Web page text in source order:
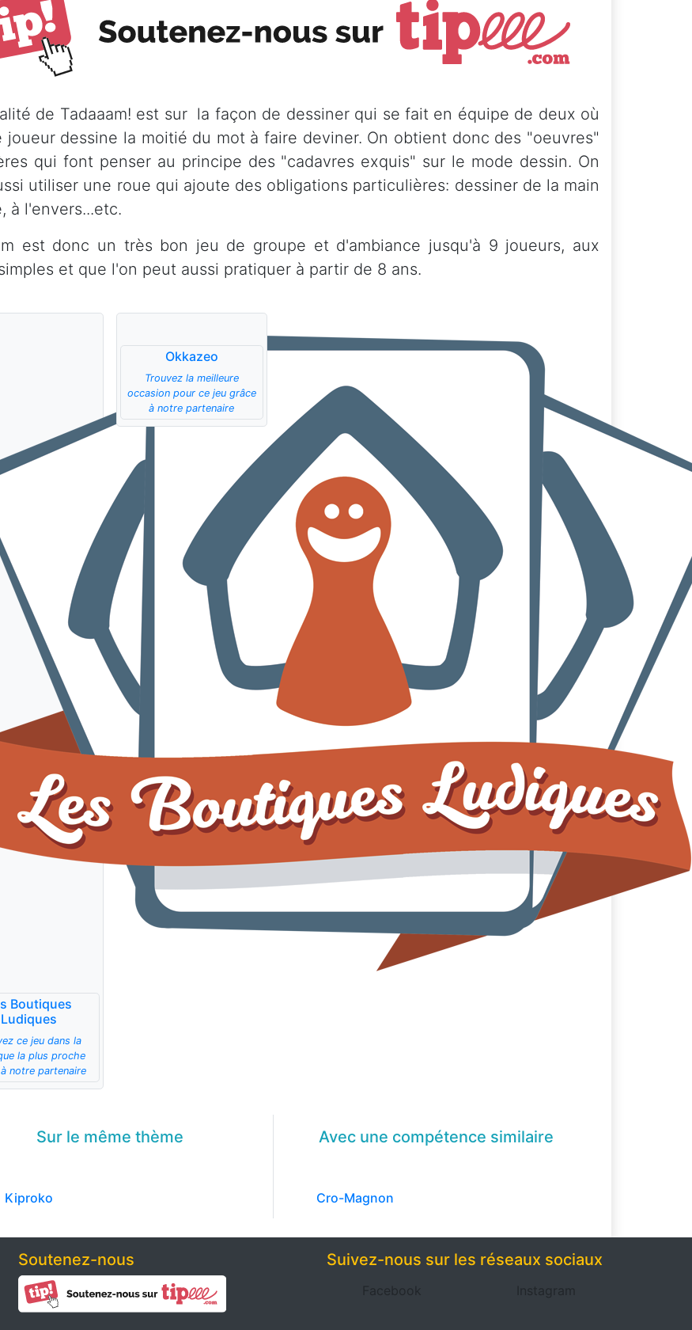
de Tadaaam! est sur la façon de dessiner qui se fait en équipe de deux où
joueur dessine la moitié du mot à faire deviner. On obtient donc des "oeuvres"
qui font penser au principe des "cadavres exquis" sur le mode dessin. On
utiliser une roue qui ajoute des obligations particulières: dessiner de la main
à l'envers...etc.
est donc un très bon jeu de groupe et d'ambiance jusqu'à 9 joueurs, aux
et que l'on peut aussi pratiquer à partir de 8 ans.
Boutiques
Ludiques
ce jeu dans la
la plus proche
notre partenaire
Okkazeo
Trouvez la meilleure
occasion pour ce jeu grâce
à notre partenaire
Sur le même thème
Kiproko
Avec une compétence similaire
Cro-Magnon
Soutenez-nous Suivez-nous sur les réseaux sociaux
Facebook Instagram